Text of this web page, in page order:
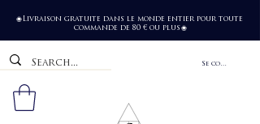
🌐 Livraison gratuite dans le monde entier pour toute
commande de 80 € ou plus 🌐
Se connecter